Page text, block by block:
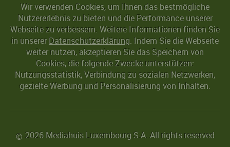
Wir verwenden Cookies, um Ihnen das bestmögliche
Nutzererlebnis zu bieten und die Performance unserer
Webseite zu verbessern. Weitere Informationen finden Sie
in unserer Datenschutzerklärung. Indem Sie die Webseite
weiter nutzen, akzeptieren Sie das Speichern von
Cookies, die folgende Zwecke unterstützen:
Nutzungsstatistik, Verbindung zu sozialen Netzwerken,
gezielte Werbung und Personalisierung von Inhalten.
© 2026 Mediahuis Luxembourg S.A. All rights reserved